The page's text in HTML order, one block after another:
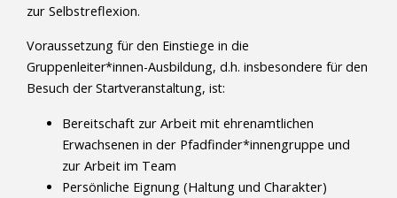
zur Selbstreflexion.
Voraussetzung für den Einstiege in die
Gruppenleiter*innen-Ausbildung, d.h. insbesondere für den
Besuch der Startveranstaltung, ist:
Bereitschaft zur Arbeit mit ehrenamtlichen
Erwachsenen in der Pfadfinder*innengruppe und
zur Arbeit im Team
Persönliche Eignung (Haltung und Charakter)